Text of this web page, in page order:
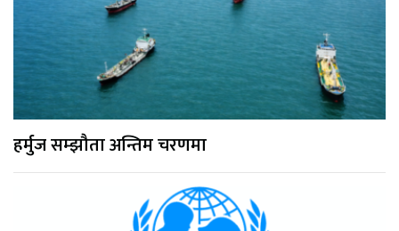
हर्मुज सम्झौता अन्तिम चरणमा